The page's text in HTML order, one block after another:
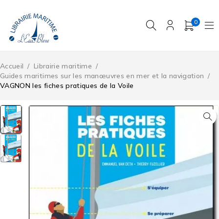
0
Accueil / Librairie maritime /
Guides maritimes sur les manœuvres en mer et la navigation /
VAGNON les fiches pratiques de la Voile